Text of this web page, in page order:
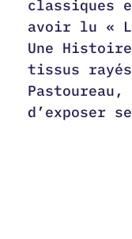
classiques
avoir lu «
Une
tissus
d’exposer